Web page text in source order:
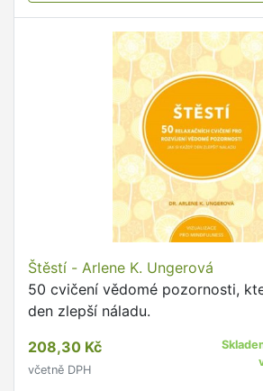
Štěstí - Arlene K. Ungerová
50 cvičení vědomé pozornosti,
den zlepší náladu.
208,30 Kč
včetně DPH